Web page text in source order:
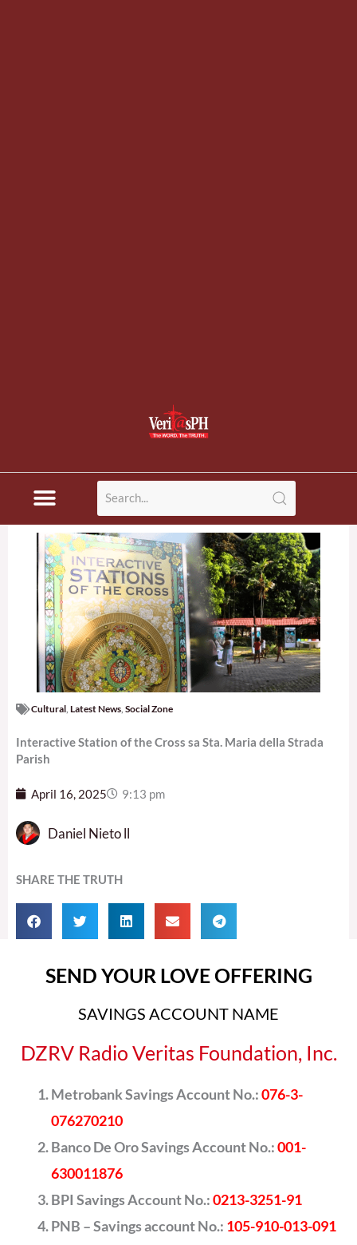
Cultural Latest News Social Zone
Interactive Station of the Cross sa Sta. Maria della Strada
Parish
April 16, 2025 9:13 pm
Daniel Nieto ll
SHARE THE TRUTH
SEND YOUR LOVE OFFERING
SAVINGS ACCOUNT NAME
DZRV Radio Veritas Foundation, Inc.
Metrobank Savings Account No.:076-3-
076270210
Banco De Oro Savings Account No.:001-
630011876
BPI Savings Account No.:0213-3251-91
PNB – Savings account No.: 105-910-013-091